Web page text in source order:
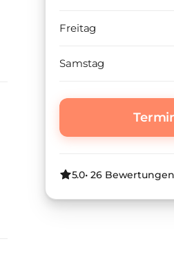
Freitag
Samstag
5.0•26Bewertungen